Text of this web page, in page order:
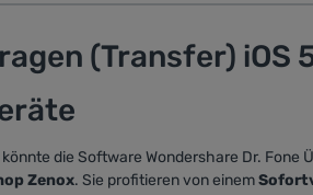
(Transfer) iOS
die Software Wondershare Dr. Fone
Zenox. Sie profitieren von einem